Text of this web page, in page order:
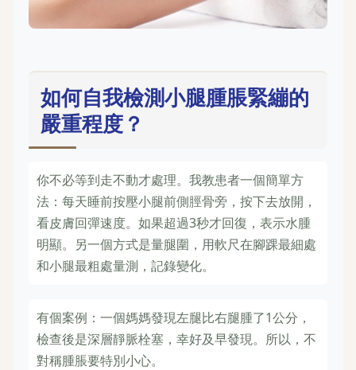
如何自我檢測小腿腫脹緊繃的
嚴重程度？
你不必等到走不動才處理。我教患者一個簡單方
法：每天睡前按壓小腿前側脛骨旁，按下去放開，
看皮膚回彈速度。如果超過3秒才回復，表示水腫
明顯。另一個方式是量腿圍，用軟尺在腳踝最細處
和小腿最粗處量測，記錄變化。
有個案例：一個媽媽發現左腿比右腿腫了1公分，
檢查後是深層靜脈栓塞，幸好及早發現。所以，不
對稱腫脹要特別小心。